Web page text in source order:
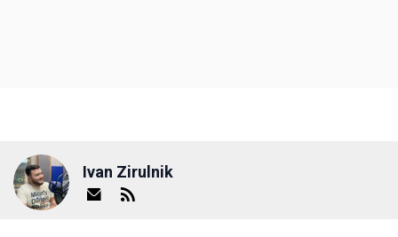
Ivan Zirulnik